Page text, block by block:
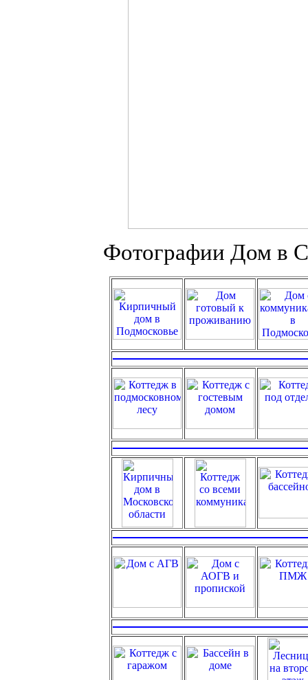
Фотографии Дом в